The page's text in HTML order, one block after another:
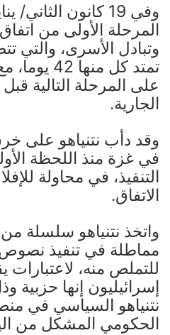
وفي 19 كانون
المرحلة الأولى من
وتبادل الأسرى، والتي
تمتد كل
على المرحلة التالية قبل
الجارية.
وقد دأب نتنياهو على
في غزة منذ اللحظة
التنفيذ، في محاولة
الاتفاق.
واتخذ نتنياهو سلسلة
مماطلة في تنفيذ نصوص
للتملص منه،
إسرائيليون إنها حزبية
نتنياهو السياسي في
الحكومي المشكل من